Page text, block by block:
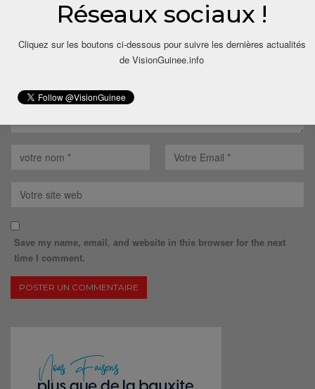
Save my name, email, and website in this browser for the next
time I comment.
Réseaux sociaux !
Cliquez sur les boutons ci-dessous pour suivre les dernières actualités
de VisionGuinee.info